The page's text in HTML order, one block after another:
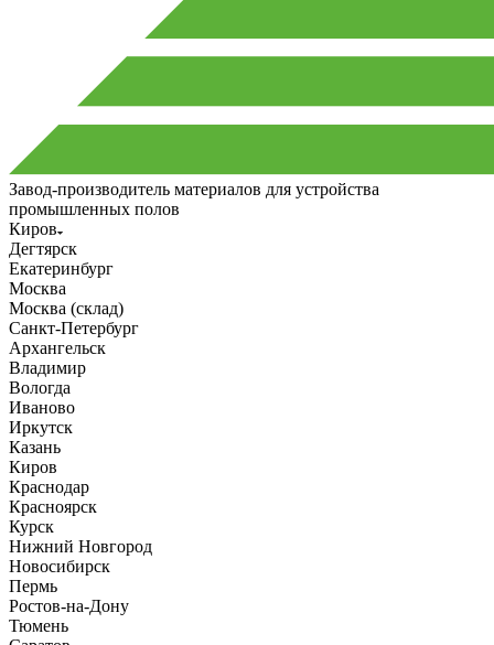
Завод-производитель материалов для устройства
промышленных полов
Киров
Дегтярск
Екатеринбург
Москва
Москва (склад)
Санкт-Петербург
Архангельск
Владимир
Вологда
Иваново
Иркутск
Казань
Киров
Краснодар
Красноярск
Курск
Нижний Новгород
Новосибирск
Пермь
Ростов-на-Дону
Тюмень